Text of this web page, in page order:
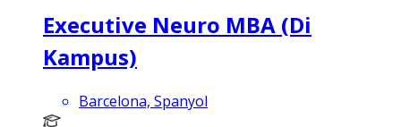
Executive Neuro MBA (Di
Kampus)
Barcelona, Spanyol